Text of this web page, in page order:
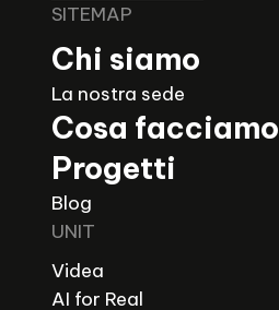
SITEMAP
Chi siamo
La nostra sede
Cosa facciamo
Progetti
Blog
UNIT
Videa
AI for Real